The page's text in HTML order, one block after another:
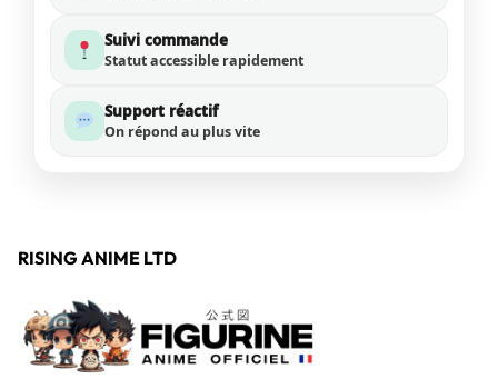
Suivi commande
Statut accessible rapidement
Support réactif
On répond au plus vite
RISING ANIME LTD